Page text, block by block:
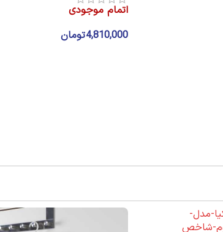
اتمام موجودی
4,810,000تومان